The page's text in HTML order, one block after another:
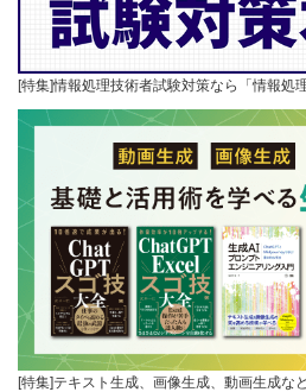
[特集]情報処理技術者試験対策なら「情報処
[特集]テキスト生成、画像生成、動画生成